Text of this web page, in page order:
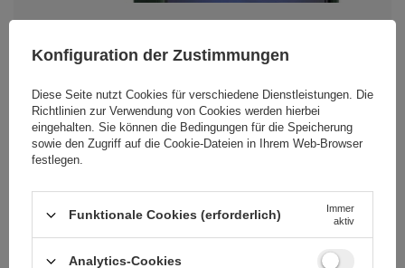
abgestimmt
Das Wozinsky Kickstand Case ist
kinderleicht zu installieren . Das TPU-
Material ist robust und dennoch flexibel,
sodass es sich leichter an Ihrem
Smartphone anbringen lässt. Besonders
wichtig:Das Case schmiegt sich perfekt
an Ihr Handymodell anund bietet
gleichzeitig vollen Zugriff auf alle Tasten,
Konfiguration der Zustimmungen
Diese Seite nutzt Cookies für verschiedene Dienstleistungen. Die
Richtlinien zur Verwendung von Cookies werden hierbei
eingehalten. Sie können die Bedingungen für die Speicherung
sowie den Zugriff auf die Cookie-Dateien in Ihrem Web-Browser
festlegen.
Funktionale Cookies (erforderlich)
Immer
aktiv
Analytics-Cookies